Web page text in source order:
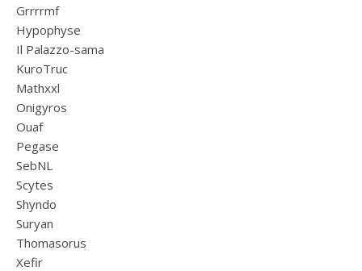
Grrrrmf
Hypophyse
Il Palazzo-sama
KuroTruc
Mathxxl
Onigyros
Ouaf
Pegase
SebNL
Scytes
Shyndo
Suryan
Thomasorus
Xefir